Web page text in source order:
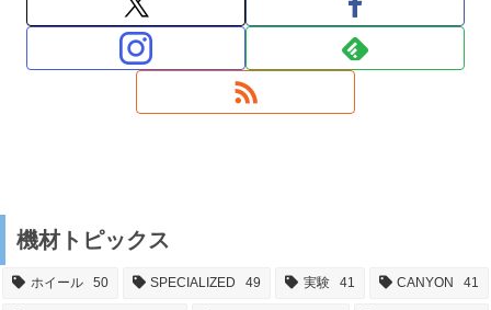
機材トピックス
ホイール 50 SPECIALIZED 49 実験 41 CANYON 41